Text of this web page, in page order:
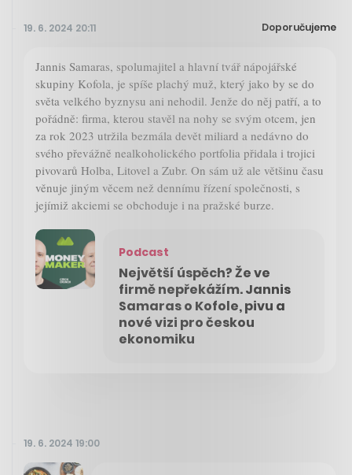
19. 6. 2024 20:11 Doporučujeme
Jannis Samaras, spolumajitel a hlavní tvář nápojářské
skupiny Kofola, je spíše plachý muž, který jako by se do
světa velkého byznysu ani nehodil. Jenže do něj patří, a to
pořádně: firma, kterou stavěl na nohy se svým otcem, jen
za rok 2023 utržila bezmála devět miliard a nedávno do
svého převážně nealkoholického portfolia přidala i trojici
pivovarů Holba, Litovel a Zubr. On sám už ale většinu času
věnuje jiným věcem než dennímu řízení společnosti, s
jejímiž akciemi se obchoduje i na pražské burze.
Podcast
Největší úspěch? Že ve
firmě nepřekážím. Jannis
Samaras o Kofole, pivu a
nové vizi pro českou
ekonomiku
19. 6. 2024 19:00